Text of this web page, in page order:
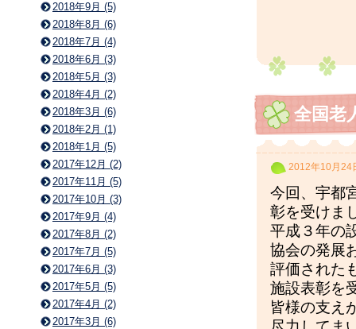
全国老
2012年10月24
今回、宇都
彰を受けま
平成３年の
協会の発展
評価された
施設表彰を
皆様の支え
2018年9月 (5)
2018年8月 (6)
2018年7月 (4)
2018年6月 (3)
2018年5月 (3)
2018年4月 (2)
2018年3月 (6)
2018年2月 (1)
2018年1月 (5)
2017年12月 (2)
2017年11月 (5)
2017年10月 (3)
2017年9月 (4)
2017年8月 (2)
2017年7月 (5)
2017年6月 (3)
2017年5月 (5)
2017年4月 (2)
2017年3月 (6)